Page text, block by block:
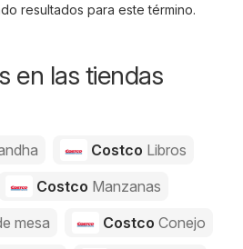
resultados para este término.
en las tiendas
Costco Libros
Costco Manzanas
mesa Costco Conejo